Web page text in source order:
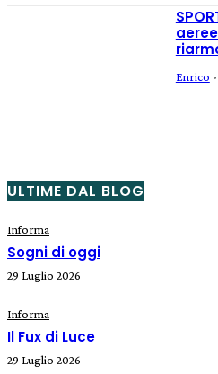
Enrico -
ULTIME DAL BLOG
Informa
Sogni di oggi
29 Luglio 2026
Informa
Il Fux di Luce
29 Luglio 2026